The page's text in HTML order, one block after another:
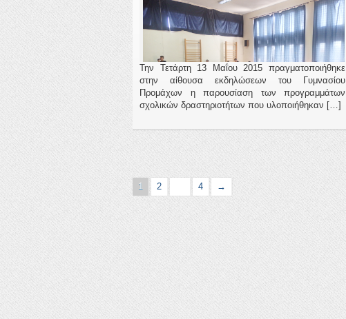
Την Τετάρτη 13 Μαΐου 2015 πραγματοποιήθηκε
στην αίθουσα εκδηλώσεων του Γυμνασίου
Προμάχων η παρουσίαση των προγραμμάτων
σχολικών δραστηριοτήτων που υλοποιήθηκαν […]
1 2 4 →